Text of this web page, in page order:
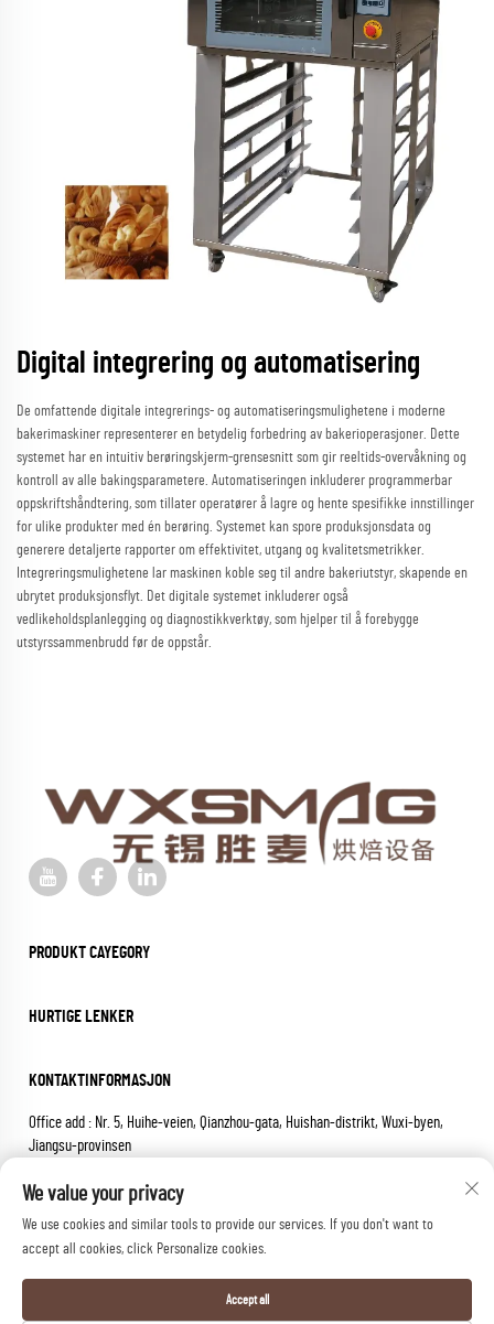
Digital integrering og automatisering
De omfattende digitale integrerings- og automatiseringsmulighetene i moderne
bakerimaskiner representerer en betydelig forbedring av bakerioperasjoner. Dette
systemet har en intuitiv berøringskjerm-grensesnitt som gir reeltids-overvåkning og
kontroll av alle bakingsparametere. Automatiseringen inkluderer programmerbar
oppskriftshåndtering, som tillater operatører å lagre og hente spesifikke innstillinger
for ulike produkter med én berøring. Systemet kan spore produksjonsdata og
generere detaljerte rapporter om effektivitet, utgang og kvalitetsmetrikker.
Integreringsmulighetene lar maskinen koble seg til andre bakeriutstyr, skapende en
ubrytet produksjonsflyt. Det digitale systemet inkluderer også
vedlikeholdsplanlegging og diagnostikkverktøy, som hjelper til å forebygge
utstyrssammenbrudd før de oppstår.
PRODUKT CAYEGORY
HURTIGE LENKER
KONTAKTINFORMASJON
Office add : Nr. 5, Huihe-veien, Qianzhou-gata, Huishan-distrikt, Wuxi-byen,
Jiangsu-provinsen
Tel: +86-18652826331
Opphavsrett © 2025 wuxi sheng mai machinery co.,ltd. Alle rettigheter
We value your privacy
We use cookies and similar tools to provide our services. If you don't want to
accept all cookies, click Personalize cookies.
Accept all